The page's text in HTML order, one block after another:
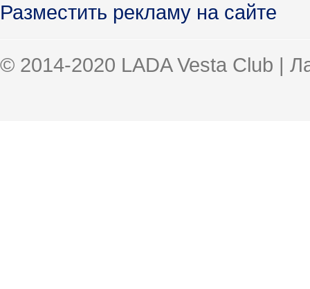
Разместить рекламу на сайте
© 2014-2020 LADA Vesta Club |